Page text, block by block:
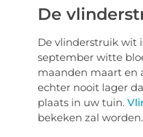
De
De vlinderstruik wit
september witte
maanden maart en
echter nooit lager
plaats in uw tuin.
bekeken zal worden.